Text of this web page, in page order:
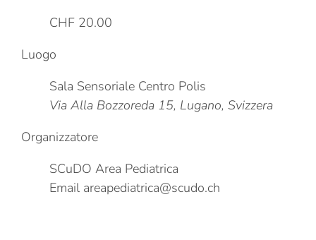
CHF 20.00
Luogo
Sala Sensoriale Centro Polis
Via Alla Bozzoreda 15, Lugano, Svizzera
Organizzatore
SCuDO Area Pediatrica
Email areapediatrica@scudo.ch